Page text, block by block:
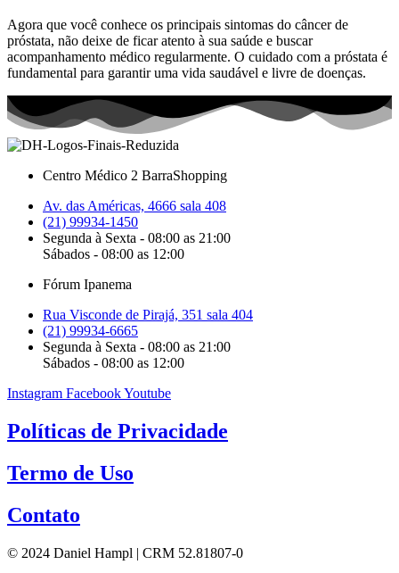
Agora que você conhece os principais sintomas do câncer de
próstata, não deixe de ficar atento à sua saúde e buscar
acompanhamento médico regularmente. O cuidado com a próstata é
fundamental para garantir uma vida saudável e livre de doenças.
Centro Médico 2 BarraShopping
Av. das Américas, 4666 sala 408
(21) 99934-1450
Segunda à Sexta - 08:00 as 21:00
Sábados - 08:00 as 12:00
Fórum Ipanema
Rua Visconde de Pirajá, 351 sala 404
(21) 99934-6665
Segunda à Sexta - 08:00 as 21:00
Sábados - 08:00 as 12:00
Instagram FacebookYoutube
Políticas de Privacidade
Termo de Uso
Contato
© 2024 Daniel Hampl | CRM 52.81807-0